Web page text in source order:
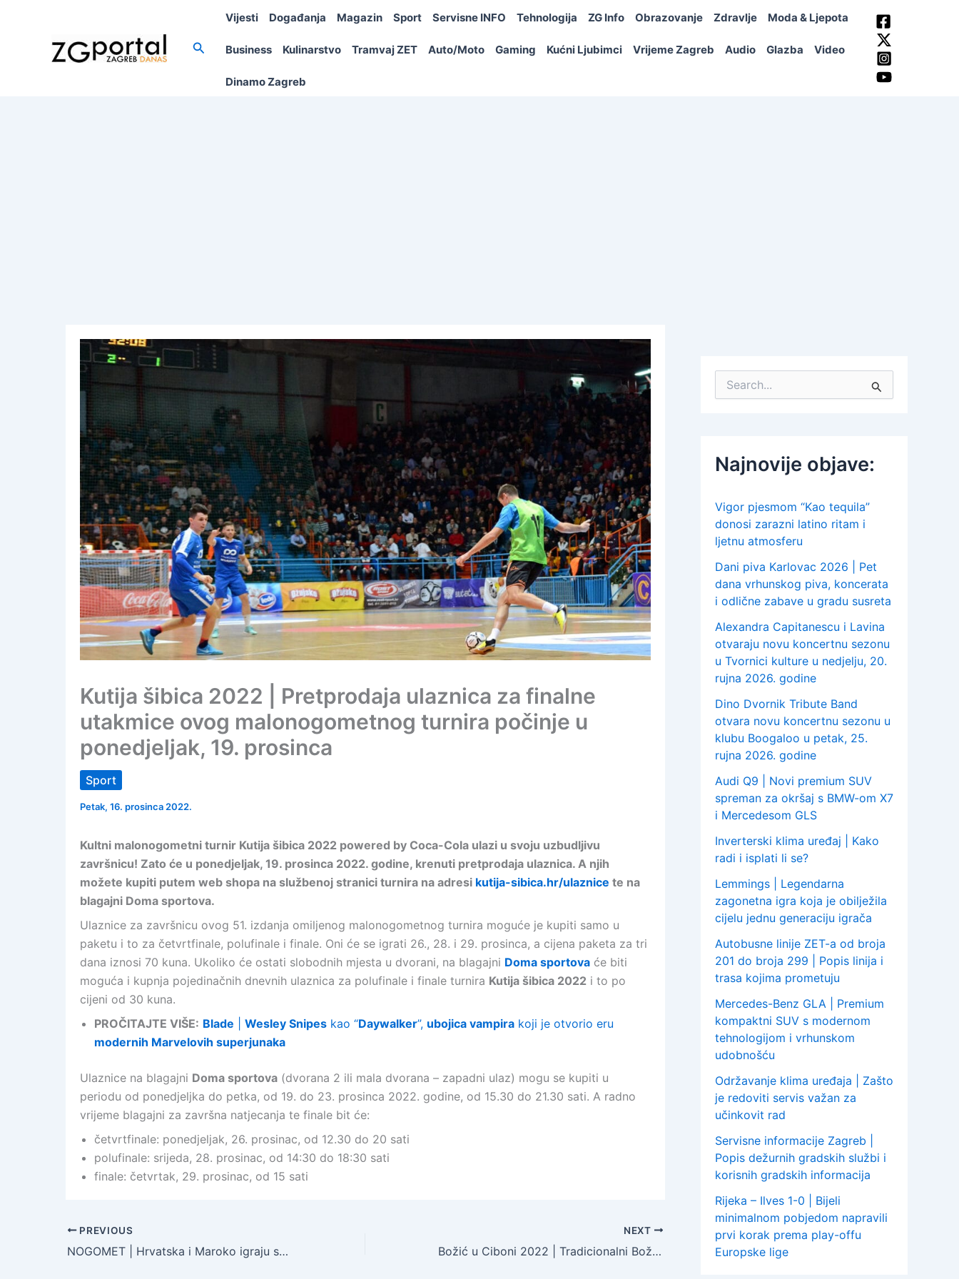
Search
Vijesti Događanja Magazin Sport Servisne INFO Tehnologija ZG Info Obrazovanje Zdravlje Moda & Ljepota
Business Kulinarstvo Tramvaj ZET Auto/Moto Gaming Kućni Ljubimci Vrijeme Zagreb Audio Glazba Video
Dinamo Zagreb
Kutija šibica 2022 | Pretprodaja ulaznica za finalne
utakmice ovog malonogometnog turnira počinje u
ponedjeljak, 19. prosinca
Sport
Petak, 16. prosinca 2022.
Kultni malonogometni turnir Kutija šibica 2022 powered by Coca-Cola ulazi u svoju uzbudljivu
završnicu! Zato će u ponedjeljak, 19. prosinca 2022. godine, krenuti pretprodaja ulaznica. A njih
možete kupiti putem web shopa na službenoj stranici turnira na adresi kutija-sibica.hr/ulaznice te na
blagajni Doma sportova.
Ulaznice za završnicu ovog 51. izdanja omiljenog malonogometnog turnira moguće je kupiti samo u
paketu i to za četvrtfinale, polufinale i finale. Oni će se igrati 26., 28. i 29. prosinca, a cijena paketa za tri
dana iznosi 70 kuna. Ukoliko će ostati slobodnih mjesta u dvorani, na blagajni Doma sportova će biti
moguća i kupnja pojedinačnih dnevnih ulaznica za polufinale i finale turnira Kutija šibica 2022 i to po
cijeni od 30 kuna.
PROČITAJTE VIŠE: Blade Wesley Snipes kao “Daywalker”, ubojica vampira koji je otvorio eru
modernih Marvelovih superjunaka
Ulaznice na blagajni Doma sportova (dvorana 2 ili mala dvorana – zapadni ulaz) mogu se kupiti u
periodu od ponedjeljka do petka, od 19. do 23. prosinca 2022. godine, od 15.30 do 21.30 sati. A radno
vrijeme blagajni za završna natjecanja te finale bit će:
četvrtfinale: ponedjeljak, 26. prosinac, od 12.30 do 20 sati
polufinale: srijeda, 28. prosinac, od 14:30 do 18:30 sati
finale: četvrtak, 29. prosinac, od 15 sati
PREVIOUS
NOGOMET | Hrvatska i Maroko igraju susret za treće mjesto i svjetsku broncu u subotu, 17. prosinca 2022. godine | Gdje gledati prijenos uživo?
NEXT
Božić u Ciboni 2022 | Tradicionalni Božićni koncert održava se po već 33. put i to u ponedjeljak, 26. prosinca
:
Najnovije objave:
Vigor pjesmom “Kao tequila”
donosi zarazni latino ritam i
ljetnu atmosferu
Dani piva Karlovac 2026 | Pet
dana vrhunskog piva, koncerata
i odlične zabave u gradu susreta
Alexandra Capitanescu i Lavina
otvaraju novu koncertnu sezonu
u Tvornici kulture u nedjelju, 20.
rujna 2026. godine
Dino Dvornik Tribute Band
otvara novu koncertnu sezonu u
klubu Boogaloo u petak, 25.
rujna 2026. godine
Audi Q9 | Novi premium SUV
spreman za okršaj s BMW-om X7
i Mercedesom GLS
Inverterski klima uređaj | Kako
radi i isplati li se?
Lemmings | Legendarna
zagonetna igra koja je obilježila
cijelu jednu generaciju igrača
Autobusne linije ZET-a od broja
201 do broja 299 | Popis linija i
trasa kojima prometuju
Mercedes-Benz GLA | Premium
kompaktni SUV s modernom
tehnologijom i vrhunskom
udobnošću
Održavanje klima uređaja | Zašto
je redoviti servis važan za
učinkovit rad
Servisne informacije Zagreb |
Popis dežurnih gradskih službi i
korisnih gradskih informacija
Rijeka – Ilves 1-0 | Bijeli
minimalnom pobjedom napravili
prvi korak prema play-offu
Europske lige